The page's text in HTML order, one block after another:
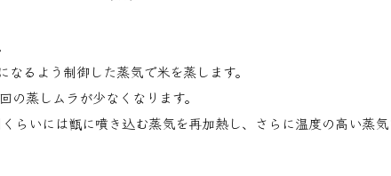
るよう制御した蒸気で米を蒸します。
蒸しムラが少なくなります。
らいには甑に噴き込む蒸気を再加熱し、さらに温度の高い蒸